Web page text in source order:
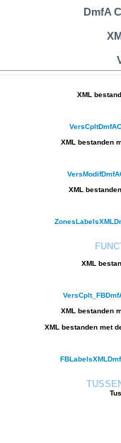
DmfA
XML
XML bestanden
XML
XML
XML bestanden
XML bestanden met